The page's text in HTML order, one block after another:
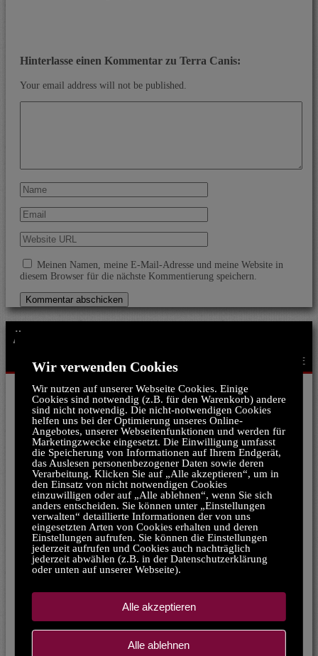
Hinterlasse einen Kommentar zu Terra Canis:
Your email address will not be published.
Meinen Namen, meine E-Mail-Adresse und meine Website in
diesem Browser für die nächste Kommentierung speichern.
ÄHNLICH WIE TERRA CANIS:
ZURÜCK ZUR STARTSEITE
Zoo Royal
Pferdefutter.de
Wir verwenden Cookies
Wir nutzen auf unserer Webseite Cookies. Einige
Cookies sind notwendig (z.B. für den Warenkorb) andere
sind nicht notwendig. Die nicht-notwendigen Cookies
helfen uns bei der Optimierung unseres Online-
Angebotes, unserer Webseitenfunktionen und werden für
Marketingzwecke eingesetzt. Die Einwilligung umfasst
die Speicherung von Informationen auf Ihrem Endgerät,
das Auslesen personenbezogener Daten sowie deren
Verarbeitung. Klicken Sie auf „Alle akzeptieren“, um in
den Einsatz von nicht notwendigen Cookies
einzuwilligen oder auf „Alle ablehnen“, wenn Sie sich
anders entscheiden. Sie können unter „Einstellungen
verwalten“ detaillierte Informationen der von uns
eingesetzten Arten von Cookies erhalten und deren
Einstellungen aufrufen. Sie können die Einstellungen
jederzeit aufrufen und Cookies auch nachträglich
jederzeit abwählen (z.B. in der Datenschutzerklärung
oder unten auf unserer Webseite).
Alle akzeptieren
Alle ablehnen